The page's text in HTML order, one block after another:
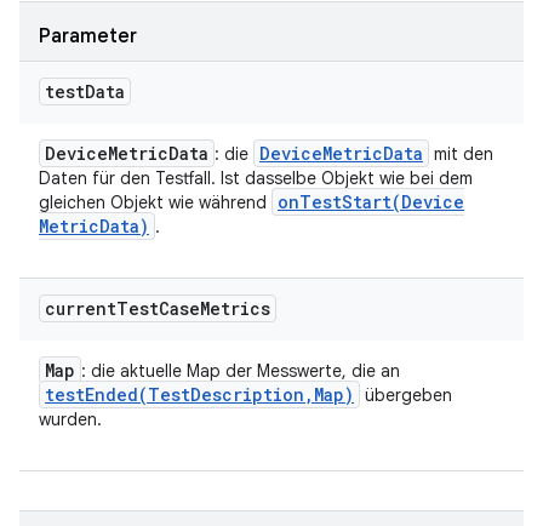
Parameter
testData
DeviceMetricData : die DeviceMetricData mit den
Daten für den Testfall. Ist dasselbe Objekt wie bei dem
gleichen Objekt wie während
onTestStart(Device
MetricData) .
currentTestCaseMetrics
Map : die aktuelle Map der Messwerte, die an
testEnded(TestDescription , Map)
übergeben
wurden.